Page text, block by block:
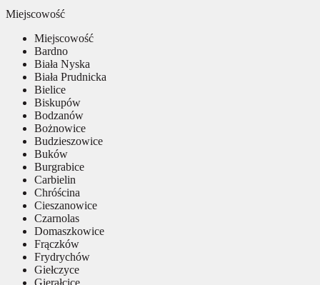
Miejscowość
Miejscowość
Bardno
Biała Nyska
Biała Prudnicka
Bielice
Biskupów
Bodzanów
Bożnowice
Budzieszowice
Buków
Burgrabice
Carbielin
Chróścina
Cieszanowice
Czarnolas
Domaszkowice
Frączków
Frydrychów
Giełczyce
Gierałcice